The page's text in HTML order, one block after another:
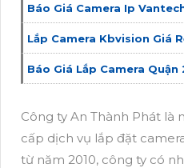
Báo Giá Camera Ip
Lắp Camera Kbvision Giá
Báo Giá Lắp Camera Quận
Công ty An Thành Phát là
cấp dịch vụ lắp đặt
từ năm 2010, công ty có